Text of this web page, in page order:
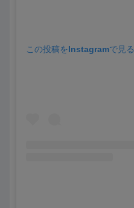
この投稿をInstagramで見る